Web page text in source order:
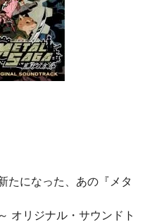
たになった、あの『メタ
オリジナル・サウンドト